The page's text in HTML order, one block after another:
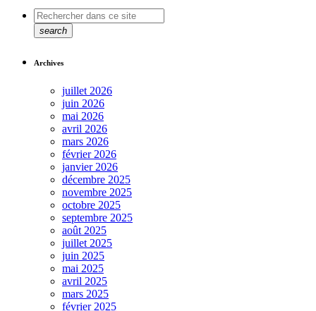
search
Archives
juillet 2026
juin 2026
mai 2026
avril 2026
mars 2026
février 2026
janvier 2026
décembre 2025
novembre 2025
octobre 2025
septembre 2025
août 2025
juillet 2025
juin 2025
mai 2025
avril 2025
mars 2025
février 2025